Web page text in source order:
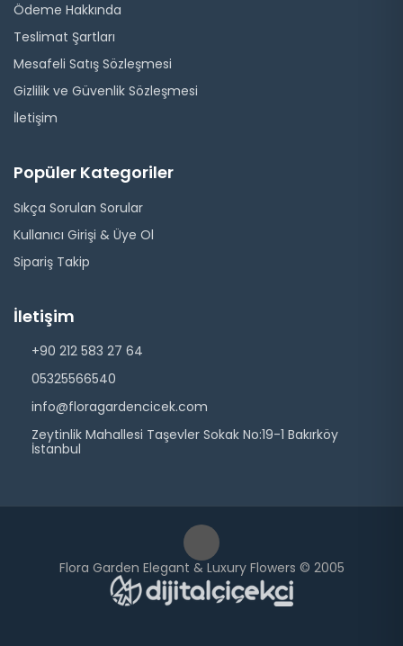
Ödeme Hakkında
Teslimat Şartları
Mesafeli Satış Sözleşmesi
Gizlilik ve Güvenlik Sözleşmesi
İletişim
Popüler Kategoriler
Sıkça Sorulan Sorular
Kullanıcı Girişi & Üye Ol
Sipariş Takip
İletişim
+90 212 583 27 64
05325566540
info@floragardencicek.com
Zeytinlik Mahallesi Taşevler Sokak No:19-1 Bakırköy
İstanbul
Flora Garden Elegant & Luxury Flowers © 2005